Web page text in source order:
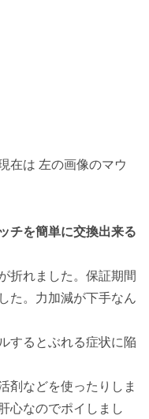
在は 左の画像のマウ
チを簡単に交換出来る
折れました。保証期間
た。力加減が下手なん
するとぶれる症状に陥
剤などを使ったりしま
心なのでポイしまし